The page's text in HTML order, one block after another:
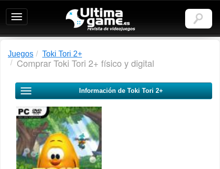
Ultimagame:
Revista
de
Juegos Toki Tori 2+
Comprar Toki Tori 2+ físico y digital
Información de Toki Tori 2+